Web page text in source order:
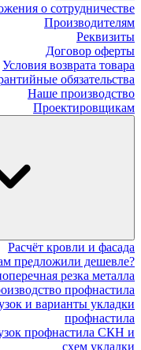
о сотрудничестве
Производителям
Реквизиты
Договор оферты
Условия возврата товара
обязательства
Наше производство
Проектировщикам
Расчёт кровли и фасада
предложили дешевле?
резка металла
профнастила
и варианты укладки
профнастила
профнастила СКН и
схем укладки